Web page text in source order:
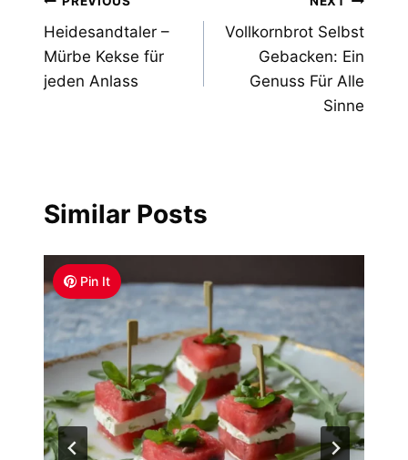
Post
navigation
Heidesandtaler –
Mürbe Kekse für
jeden Anlass
Vollkornbrot Selbst
Gebacken: Ein
Genuss Für Alle
Sinne
Similar Posts
Pin It